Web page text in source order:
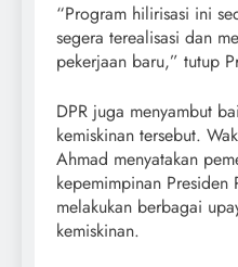
“Program hilirisasi ini
segera terealisasi dan
pekerjaan baru,” tutup
DPR juga menyambut
kemiskinan tersebut.
Ahmad menyatakan
kepemimpinan
melakukan berbagai
kemiskinan.